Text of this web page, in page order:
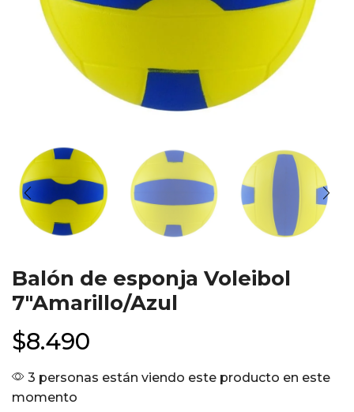
Balón de esponja Voleibol
7″Amarillo/Azul
$8.490
3 personas están viendo este producto en este
momento